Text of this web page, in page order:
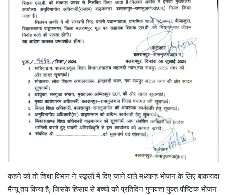
कहने को तो शिक्षा विभाग ने स्कूलों में दिए जाने वाले मध्यान्ह भोजन के लिए बाकायदा
मैन्यू तय किया है, जिसके हिसाब से बच्चों को प्रतिदिन गुणवत्ता युक्त पौष्टिक भोजन